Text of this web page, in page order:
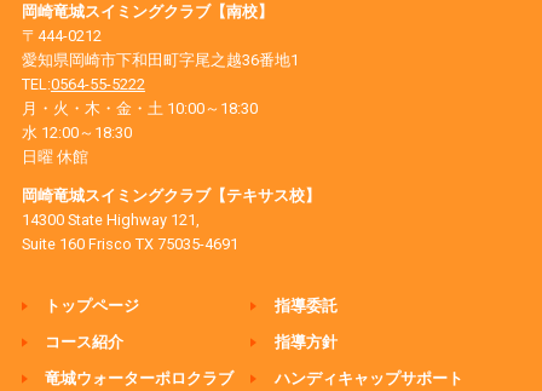
岡崎竜城スイミングクラブ【南校】
〒444-0212
愛知県岡崎市下和田町字尾之越36番地1
TEL:0564-55-5222
月・火・木・金・土 10:00～18:30
水 12:00～18:30
日曜 休館
岡崎竜城スイミングクラブ【テキサス校】
14300 State Highway 121,
Suite 160 Frisco TX 75035-4691
トップページ
コース紹介
竜城ウォーターポロクラブ
指導委託
指導方針
ハンディキャップサポート